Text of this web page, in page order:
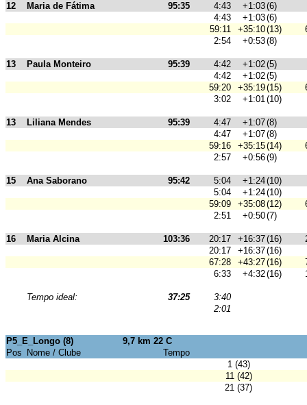
12 Maria de Fátima 95:35 4:43 +1:03(6)
4:43
+1:03(6)
59:11
+35:10(13)
2:54
+0:53(8)
13 Paula Monteiro 95:39 4:42 +1:02(5)
4:42
+1:02(5)
59:20
+35:19(15)
3:02
+1:01(10)
13 Liliana Mendes 95:39 4:47 +1:07(8)
4:47
+1:07(8)
59:16
+35:15(14)
2:57
+0:56(9)
15 Ana Saborano 95:42 5:04 +1:24(10)
5:04
+1:24(10)
59:09
+35:08(12)
2:51
+0:50(7)
16 Maria Alcina 103:36 20:17 +16:37(16)
20:17
+16:37(16)
67:28
+43:27(16)
6:33
+4:32(16)
Tempo ideal: 37:25
3:40
2:01
P5_E_Longo (8)
9,7 km 22 C
Pos
Nome / Clube
Tempo
1 (43)
11 (42)
21 (37)